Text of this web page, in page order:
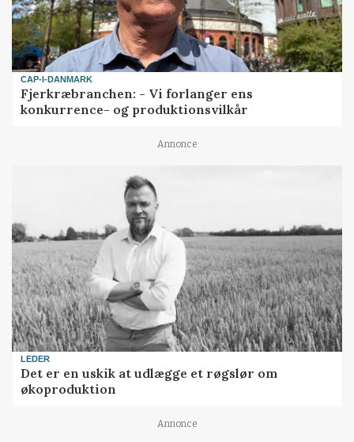
CAP-I-DANMARK
Fjerkræbranchen: - Vi forlanger ens
konkurrence- og produktionsvilkår
Annonce
LEDER
Det er en uskik at udlægge et røgslør om
økoproduktion
Annonce